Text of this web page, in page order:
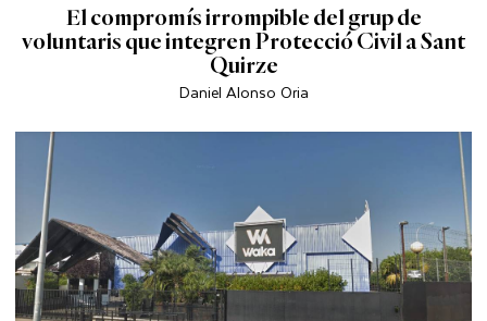
El compromís irrompible del grup de
voluntaris que integren Protecció Civil a Sant
Quirze
Daniel Alonso Oria